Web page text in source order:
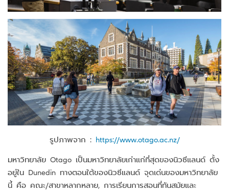
รูปภาพจาก : https://www.otago.ac.nz/
มหาวิทยาลัย Otago เป็นมหาวิทยาลัยเก่าแก่ที่สุดของนิวซีแลนด์ ตั้ง
อยู่ใน Dunedin ทางตอนใต้ของนิวซีแลนด์ จุดเด่นของมหาวิทยาลัย
นี้ คือ คณะ/สาขาหลากหลาย, การเรียนการสอนที่ทันสมัยและ